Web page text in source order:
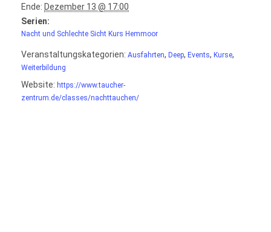
Ende: Dezember 13 @ 17:00
Serien:
Nacht und Schlechte Sicht Kurs Hemmoor
Veranstaltungskategorien: Ausfahrten, Deep, Events, Kurse,
Weiterbildung
Website: https://www.taucher-
zentrum.de/classes/nachttauchen/